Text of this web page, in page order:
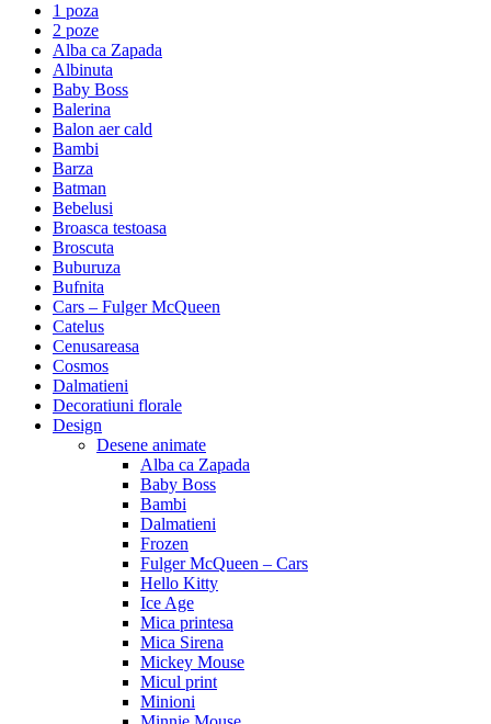
1 poza
2 poze
Alba ca Zapada
Albinuta
Baby Boss
Balerina
Balon aer cald
Bambi
Barza
Batman
Bebelusi
Broasca testoasa
Broscuta
Buburuza
Bufnita
Cars – Fulger McQueen
Catelus
Cenusareasa
Cosmos
Dalmatieni
Decoratiuni florale
Design
Desene animate
Alba ca Zapada
Baby Boss
Bambi
Dalmatieni
Frozen
Fulger McQueen – Cars
Hello Kitty
Ice Age
Mica printesa
Mica Sirena
Mickey Mouse
Micul print
Minioni